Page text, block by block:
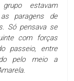
estavam
paragens de
Só pensava se
com forças
passeio, entre
pelo meio a